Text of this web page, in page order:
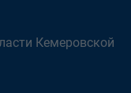
Кемеровской